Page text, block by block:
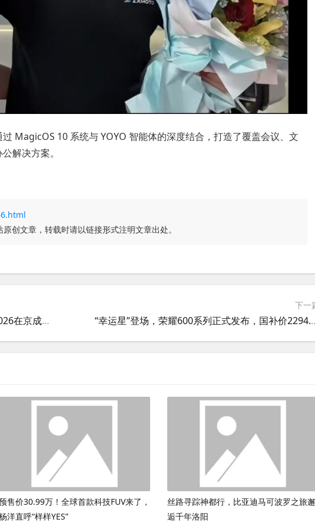
MagicOS 10 系统与 YOYO 智能体的深度结合，打造了覆盖会议、文
解决方案。
创文章，转载时请以链接形式注明文章出处。
一起昇腾 共绽光芒：昇腾AI开发者峰会2026在京成功举办
下一
“幸运星”登场，荣
售价30.99万！全球首款科技FUV来了，
洋直呼“样样YES”
丝路寻踪神都行，比亚迪马可波罗之旅邂
逅千年洛阳